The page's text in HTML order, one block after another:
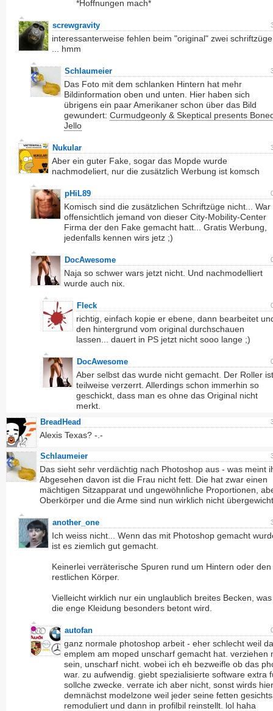
*Hoffnungen mach*
screwgravity
interessanterweise fehlen beim "original" zwei schriftzüge
... hmm
Schlaumeier
Das Foto mit dem schlanken Hintern hat mehr
Bildinformation oben und unten. Hier haben sich
übrigens ein paar Amerikaner schon über das Bild
gewundert: Curmudgeonly & Skeptical presents
Jello
Nukular
Aber ein guter Fake, sogar das Mopde wurde
nachmodeliert, nur die zusätzlich Werbung ist komsch
pHiL89
Komisch sind die zusätzlichen Schriftzüge nicht... War
offensichtlich jemand von dieser City-Mobility-Center
Firma der den Fake gemacht hatt... Gratis Werbung,
jedenfalls kennen wirs jetz ;)
DocAwesome
Naja so schwer wars jetzt nicht. Und nachmodelliert
wurde auch nix.
Fleck
richtig, einfach kopie er ebene, dann bearbeitet
den hintergrund vom original durchschauen
lassen... dauert in PS jetzt nicht sooo lange ;)
DocAwesome
Aber selbst das wurde nicht gemacht. Der Roller ist
teilweise verzerrt. Allerdings schon immerhin so
geschickt, dass man es ohne das Original nicht
merkt.
BreadHead
Alexis Texas? -.-
Schlaumeier
Das sieht sehr verdächtig nach Photoshop aus - was meint
Abgesehen davon ist die Frau nicht fett. Die hat zwar einen
mächtigen Sitzapparat und ungewöhnliche Proportionen,
Oberkörper und die Arme sind nun wirklich nicht
another_one
Ich weiss nicht... Wenn das mit Photoshop gemacht
ist es ziemlich gut gemacht.
Keinerlei verräterische Spuren rund um Hintern oder den
restlichen Körper.
Vielleicht wirklich nur ein unglaublich breites Becken,
die enge Kleidung besonders betont wird.
autofan
ganz normale photoshop arbeit - eher schlecht weil
emplem am moped unscharf gemacht hat. verziehen
sein, unscharf nicht. wobei ich eh bezweifle ob das
war. zu aufwendig. giebt spezialisierte software extra
sollche zwecke. verrate ich aber nicht, sonst wirds hier
demnächst modelzone weil jeder seine fetten
remoduliert und dann in profilbil reinstellt. lol haha